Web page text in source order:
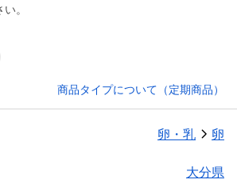
。
商品タイプについて（定期商品）
卵・乳 卵
大分県